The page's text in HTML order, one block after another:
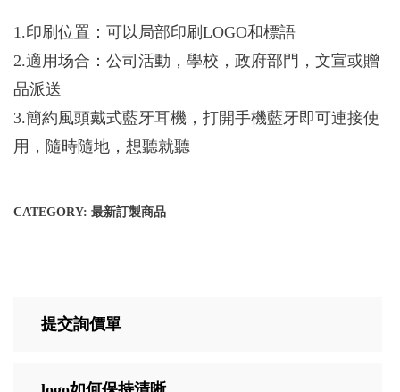
1.印刷位置：可以局部印刷LOGO和標語
2.適用场合：公司活動，學校，政府部門，文宣或贈
品派送
3.簡約風頭戴式藍牙耳機，打開手機藍牙即可連接使
用，隨時隨地，想聽就聽
CATEGORY: 最新訂製商品
提交詢價單